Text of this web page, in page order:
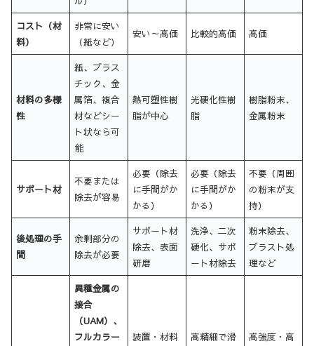
コスト（材
料）
非常に安い
（紙など）
安い～高価 比較的高価 高価
材料の多様
性
紙、プラス
チック、金
属箔、複合
材などシー
ト状なら可
能
熱可塑性樹
脂が中心
光硬化性樹
脂
樹脂粉末、
金属粉末
サポート材
不要または
除去が容易
必要（除去
に手間がか
かる）
必要（除去
に手間がか
かる）
不要（周囲
の粉末が支
持）
後処理の手
間
余剰部分の
除去が必要
サポート材
除去、表面
研磨
洗浄、二次
硬化、サポ
ート材除去
粉末除去、
ブラスト処
理など
異種金属の
接合
（UAM）、
フルカラー
装置・材料
高精細で滑
高強度・高